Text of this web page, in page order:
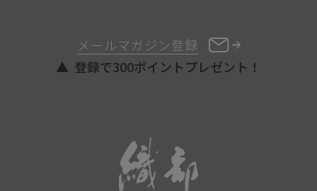
メールマガジン登録
登録で300ポイントプレゼント！